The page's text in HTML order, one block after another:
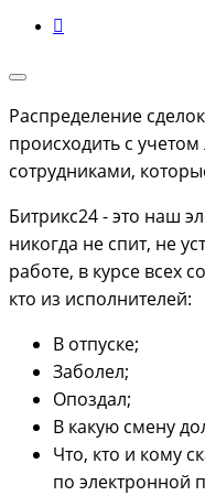
Распределение
происходить с
сотрудниками,
Битрикс24 - это наш
никогда не спит, не
работе, в курсе всех
кто из исполнителей:
В отпуске;
Заболел;
Опоздал;
В какую смену
Что, кто и кому
по электронной